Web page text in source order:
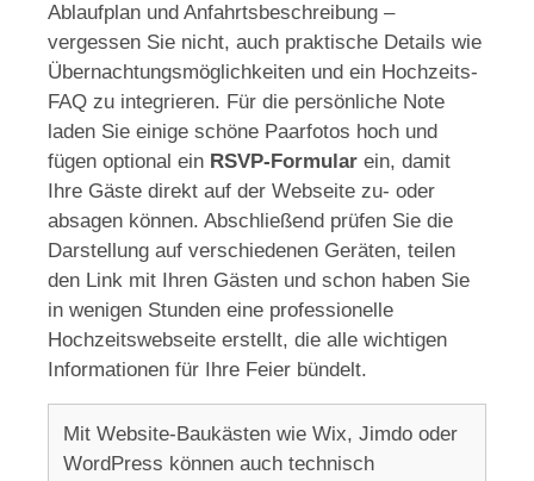
Ablaufplan und Anfahrtsbeschreibung –
vergessen Sie nicht, auch praktische Details wie
Übernachtungsmöglichkeiten und ein Hochzeits-
FAQ zu integrieren. Für die persönliche Note
laden Sie einige schöne Paarfotos hoch und
fügen optional ein RSVP-Formular ein, damit
Ihre Gäste direkt auf der Webseite zu- oder
absagen können. Abschließend prüfen Sie die
Darstellung auf verschiedenen Geräten, teilen
den Link mit Ihren Gästen und schon haben Sie
in wenigen Stunden eine professionelle
Hochzeitswebseite erstellt, die alle wichtigen
Informationen für Ihre Feier bündelt.
Mit Website-Baukästen wie Wix, Jimdo oder
WordPress können auch technisch